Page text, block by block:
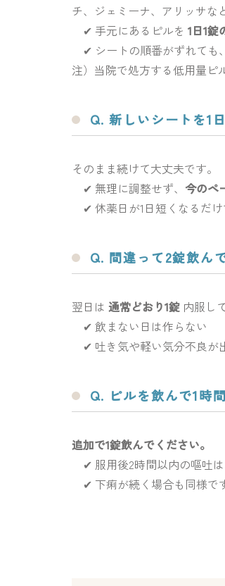
チ、ジェミーナ、アリッサな
✔ 手元にあるピルを 1日1
✔ シートの順番がずれても、
注）当院で処方する低用量ピ
Q. 新しいシートを1
そのまま続けて大丈夫です。
✔ 無理に調整せず、 今のペ
✔ 休薬日が1日短くなるだ
Q. 間違って2錠飲ん
翌日は 通常どおり1錠 内服し
✔ 飲まない日は作らない
✔ 吐き気や軽い気分不良が
Q. ピルを飲んで1時
追加で1錠飲んでください。
✔ 服用後2時間以内の嘔吐
✔ 下痢が続く場合も同様で